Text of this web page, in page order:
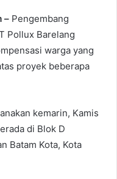
– Pengembang
Pollux Barelang
warga yang
proyek beberapa
kemarin, Kamis
di Blok D
Batam Kota, Kota